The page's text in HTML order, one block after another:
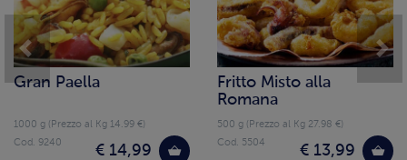
Gran Paella
1000 g (Prezzo al Kg 14.99 €)
€ 14,99
Cod. 9240
Fritto Misto alla
Romana
500 g (Prezzo al Kg 27.98 €)
€ 13,99
Cod. 5504
Previous